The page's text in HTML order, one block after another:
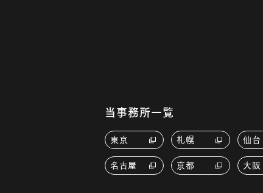
当事務所一覧
東京 札幌 仙台
名古屋 京都 大阪